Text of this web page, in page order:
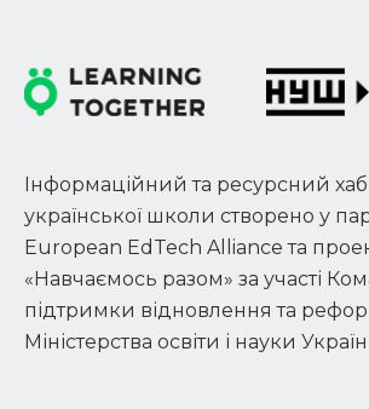
Інформаційний та ресурсний
української школи створено у
European EdTech Alliance та
«Навчаємось разом» за участі
підтримки відновлення та
Міністерства освіти і науки